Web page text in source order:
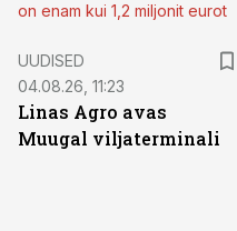
on enam kui 1,2 miljonit eurot
UUDISED
04.08.26, 11:23
Linas Agro avas
Muugal viljaterminali